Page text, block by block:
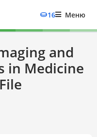
16 Меню
and
in Medicine